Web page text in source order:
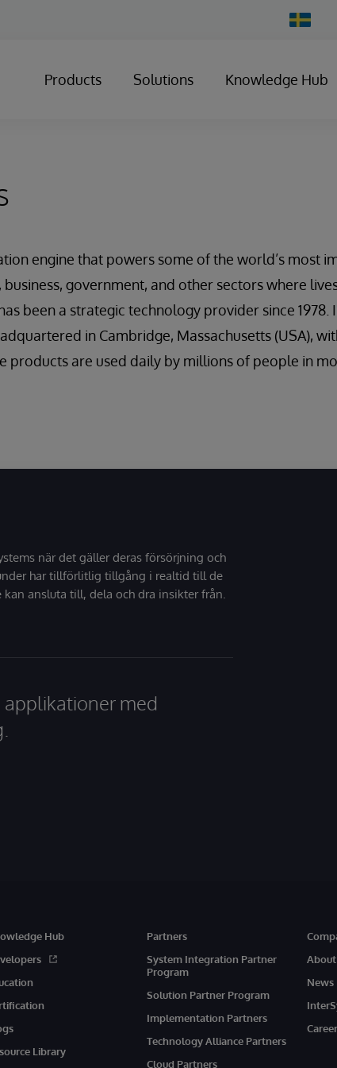
Change
Country
Products Solutions Knowledge Hub
engine that powers some of the world’s most
government, and other sectors where
been a strategic technology provider since 1978.
in Cambridge, Massachusetts (USA),
products are used daily by millions of people in
när det gäller deras försörjning och
har tillförlitlig tillgång i realtid till de
ansluta till, dela och dra insikter från.
med
Hub
Library
Partners
System Integration Partner
Program
Solution Partner Program
Implementation Partners
Technology Alliance Partners
Cloud Partners
About
News